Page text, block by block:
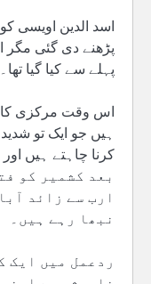
اسد الدین اویسی
پڑھنے دی گئی مگر
پہلے سے کیا گیا تھا۔
اس وقت مرکزی
ہیں جو ایک تو
بعد کشمیر کو
ارب سے زائد
نبھا رہے ہیں۔
ردعمل میں ایک